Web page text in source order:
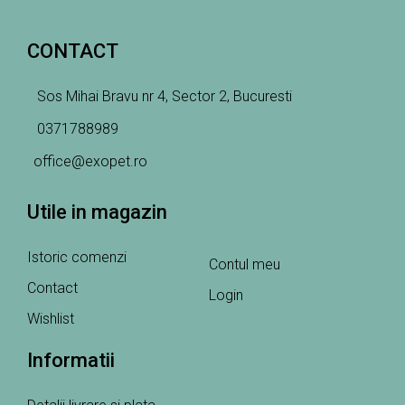
CONTACT
Sos Mihai Bravu nr 4, Sector 2, Bucuresti
0371788989
office@exopet.ro
Utile in magazin
Istoric comenzi
Contact
Wishlist
Contul meu
Login
Informatii